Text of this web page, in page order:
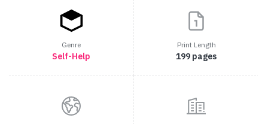
Genre
Self-Help
Print Length
199 pages